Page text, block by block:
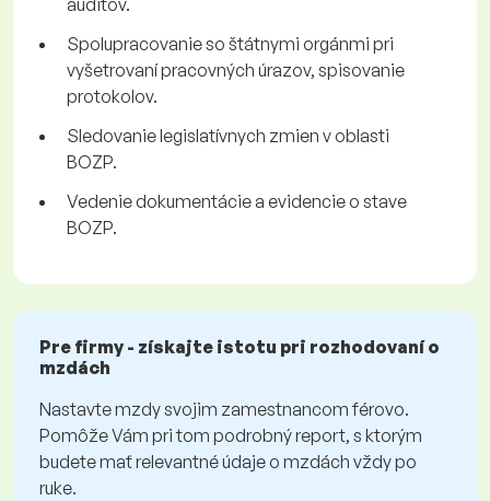
auditov.
Spolupracovanie so štátnymi orgánmi pri
vyšetrovaní pracovných úrazov, spisovanie
protokolov.
Sledovanie legislatívnych zmien v oblasti
BOZP.
Vedenie dokumentácie a evidencie o stave
BOZP.
Pre firmy - získajte istotu pri rozhodovaní o
mzdách
Nastavte mzdy svojim zamestnancom férovo.
Pomôže Vám pri tom podrobný report, s ktorým
budete mať relevantné údaje o mzdách vždy po
ruke.